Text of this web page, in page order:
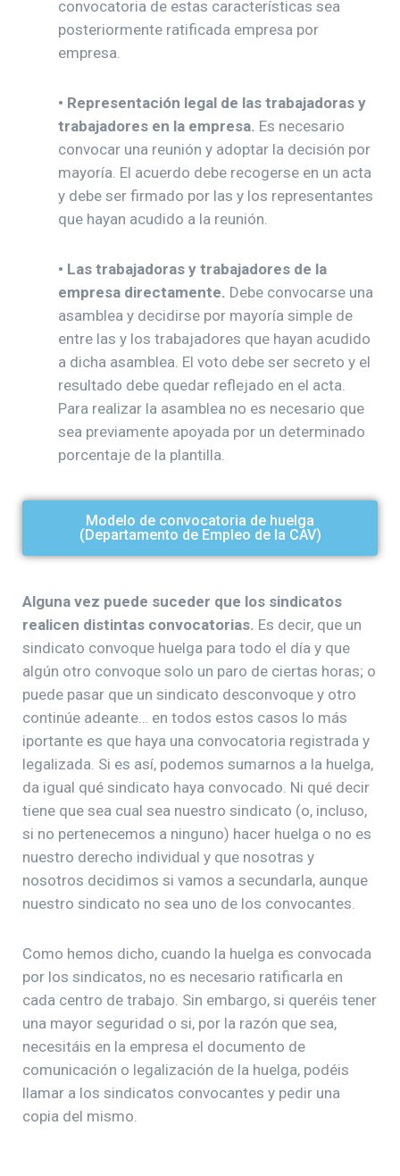
convocatoria de estas características sea
posteriormente ratificada empresa por
empresa.
• Representación legal de las trabajadoras y
trabajadores en la empresa. Es necesario
convocar una reunión y adoptar la decisión por
mayoría. El acuerdo debe recogerse en un acta
y debe ser firmado por las y los representantes
que hayan acudido a la reunión.
• Las trabajadoras y trabajadores de la
empresa directamente. Debe convocarse una
asamblea y decidirse por mayoría simple de
entre las y los trabajadores que hayan acudido
a dicha asamblea. El voto debe ser secreto y el
resultado debe quedar reflejado en el acta.
Para realizar la asamblea no es necesario que
sea previamente apoyada por un determinado
porcentaje de la plantilla.
Modelo de convocatoria de huelga
(Departamento de Empleo de la CAV)
Alguna vez puede suceder que los sindicatos
realicen distintas convocatorias. Es decir, que un
sindicato convoque huelga para todo el día y que
algún otro convoque solo un paro de ciertas horas; o
puede pasar que un sindicato desconvoque y otro
continúe adeante… en todos estos casos lo más
iportante es que haya una convocatoria registrada y
legalizada. Si es así, podemos sumarnos a la huelga,
da igual qué sindicato haya convocado. Ni qué decir
tiene que sea cual sea nuestro sindicato (o, incluso,
si no pertenecemos a ninguno) hacer huelga o no es
nuestro derecho individual y que nosotras y
nosotros decidimos si vamos a secundarla, aunque
nuestro sindicato no sea uno de los convocantes.
Como hemos dicho, cuando la huelga es convocada
por los sindicatos, no es necesario ratificarla en
cada centro de trabajo. Sin embargo, si queréis tener
una mayor seguridad o si, por la razón que sea,
necesitáis en la empresa el documento de
comunicación o legalización de la huelga, podéis
llamar a los sindicatos convocantes y pedir una
copia del mismo.